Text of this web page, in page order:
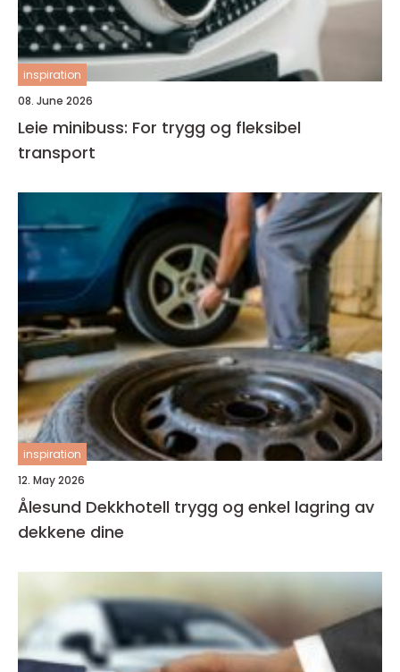
inspiration
08. June 2026
Leie minibuss: For trygg og fleksibel
transport
inspiration
12. May 2026
Ålesund Dekkhotell trygg og enkel lagring av
dekkene dine